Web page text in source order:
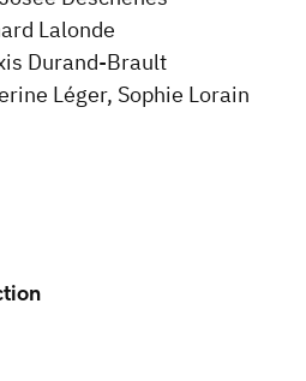
Lalonde
Durand-Brault
Léger, Sophie Lorain